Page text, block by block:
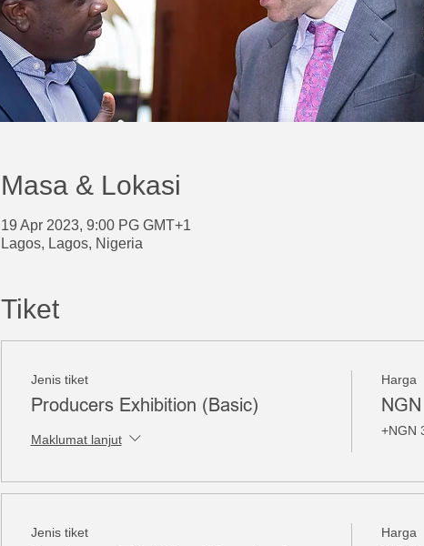
Masa & Lokasi
19 Apr 2023, 9:00 PG GMT+1
Lagos, Lagos, Nigeria
Tiket
Jenis tiket
Producers Exhibition (Basic)
Maklumat lanjut
Harga
+NGN
Jenis tiket Harga